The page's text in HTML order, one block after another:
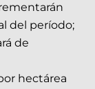
del período;
de
hectárea